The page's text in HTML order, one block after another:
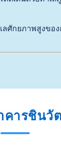
ศักยภาพสูงข
คารชินวั